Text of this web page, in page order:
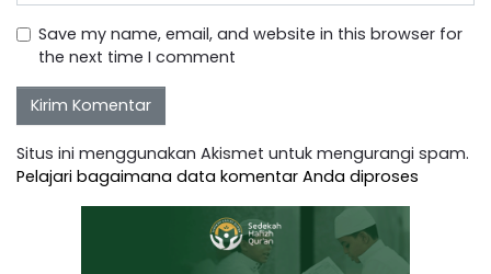
Save my name, email, and website in this browser for
the next time I comment
Situs ini menggunakan Akismet untuk mengurangi spam.
Pelajari bagaimana data komentar Anda diproses